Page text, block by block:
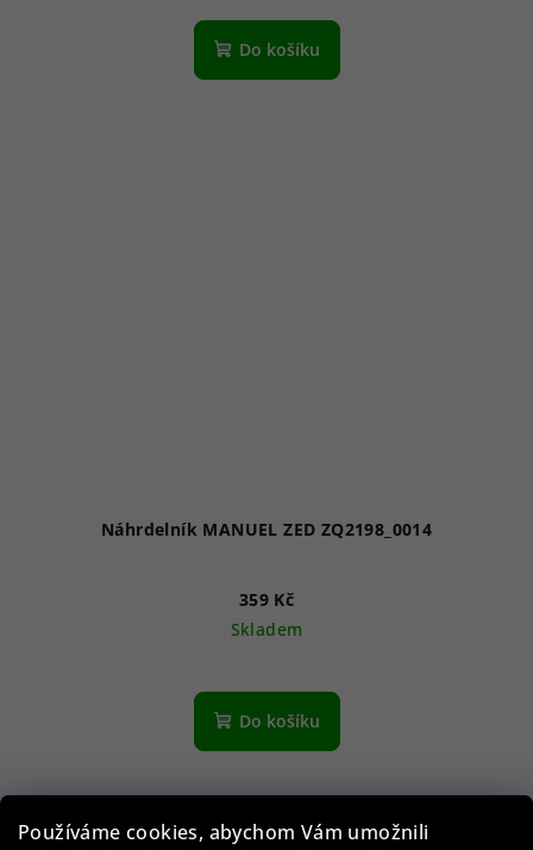
Používáme cookies, abychom Vám umožnili
Do košíku
Náhrdelník MANUEL ZED ZQ2198_0014
359 Kč
Skladem
Do košíku